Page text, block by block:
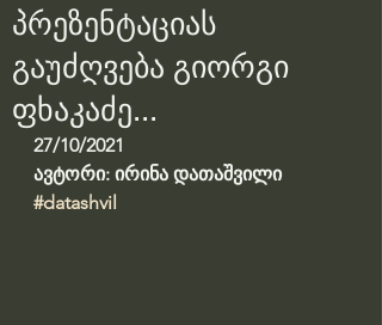
პრეზენტაციას
გაუძღვება გიორგი
ფხაკაძე...
27/10/2021
ავტორი: ირინა დათაშვილი
#datashvil